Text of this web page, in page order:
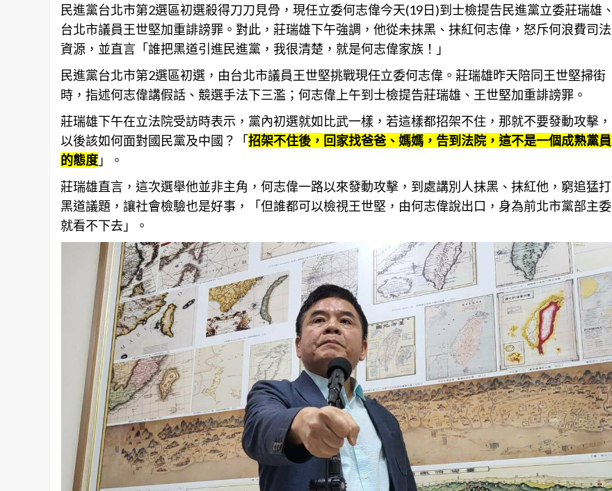
民進黨台北市第2選區初選殺得刀刀見骨，現任立委何志偉今天(19日)到士檢提告民進黨立委莊瑞雄、
台北市議員王世堅加重誹謗罪。對此，莊瑞雄下午強調，他從未抹黑、抹紅何志偉，怒斥何浪費司法
資源，並直言「誰把黑道引進民進黨，我很清楚，就是何志偉家族！」
民進黨台北市第2選區初選，由台北市議員王世堅挑戰現任立委何志偉。莊瑞雄昨天陪同王世堅掃街
時，指述何志偉講假話、競選手法下三濫；何志偉上午到士檢提告莊瑞雄、王世堅加重誹謗罪。
莊瑞雄下午在立法院受訪時表示，黨內初選就如比武一樣，若這樣都招架不住，那就不要發動攻擊，
以後該如何面對國民黨及中國？「招架不住後，回家找爸爸、媽媽，告到法院，這不是一個成熟黨員
的態度 」。
莊瑞雄直言，這次選舉他並非主角，何志偉一路以來發動攻擊，到處講別人抹黑、抹紅他，窮追猛打
黑道議題，讓社會檢驗也是好事，「但誰都可以檢視王世堅，由何志偉說出口，身為前北市黨部主委
就看不下去」。